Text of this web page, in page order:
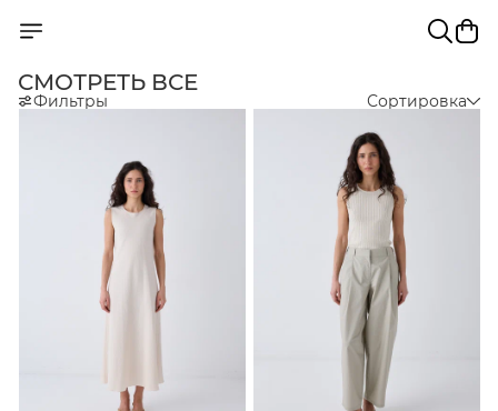
СМОТРЕТЬ ВСЕ
Фильтры Сортировка